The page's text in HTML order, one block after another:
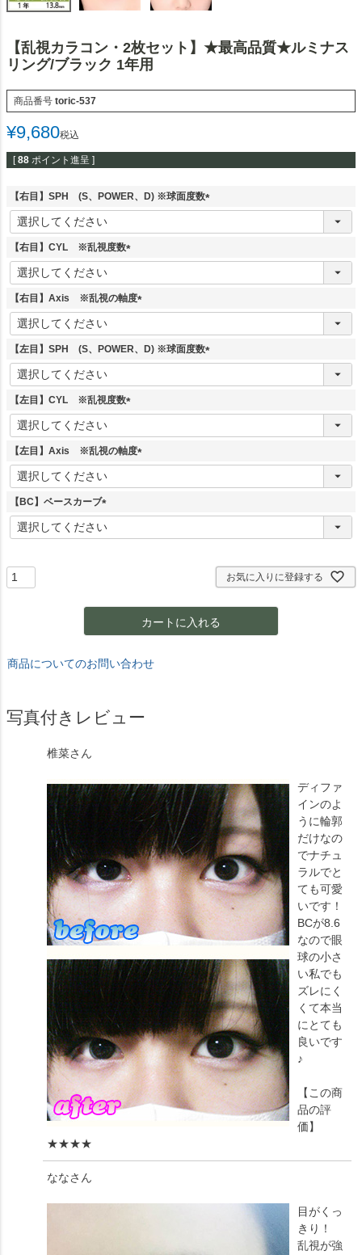
【乱視カラコン・2枚セット】★最高品質★ルミナス
リング/ブラック 1年用
商品番号 toric-537
¥9,680税込
[ 88 ポイント進呈 ]
【右目】SPH (S、POWER、D) ※球面度数
(
【右目】CYL ※乱視度数
(
須
【右目】Axis ※乱視の軸度
(
須
【左目】SPH (S、POWER、D) ※球面度数
(
【左目】CYL ※乱視度数
(
須
【左目】Axis ※乱視の軸度
(
【BC】ベースカーブ
(
お気に入りに登録する
カートに入れる
商品についてのお問い合わせ
写真付きレビュー
椎菜さん
ディファ
インのよ
うに輪郭
だけなの
でナチュ
ラルでと
ても可愛
いです！
BCが8.6
なので眼
球の小さ
い私でも
ズレにく
くて本当
にとても
良いです
♪
【この商
品の評
価】
★★★★
ななさん
目がくっ
きり！
乱視が強